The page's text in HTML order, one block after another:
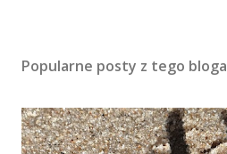
Popularne posty z tego bloga